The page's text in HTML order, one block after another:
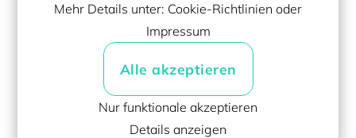
Mehr Details unter: Cookie-Richtlinien oder
Impressum
Alle akzeptieren
Nur funktionale akzeptieren
Detailsanzeigen